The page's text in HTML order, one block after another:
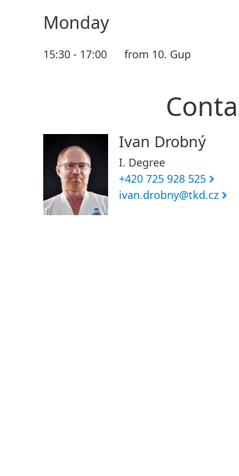
Monday
15:30 - 17:00 from 10. Gup
Ivan Drobný
I. Degree
+420 725 928 525
ivan.drobny@tkd.cz